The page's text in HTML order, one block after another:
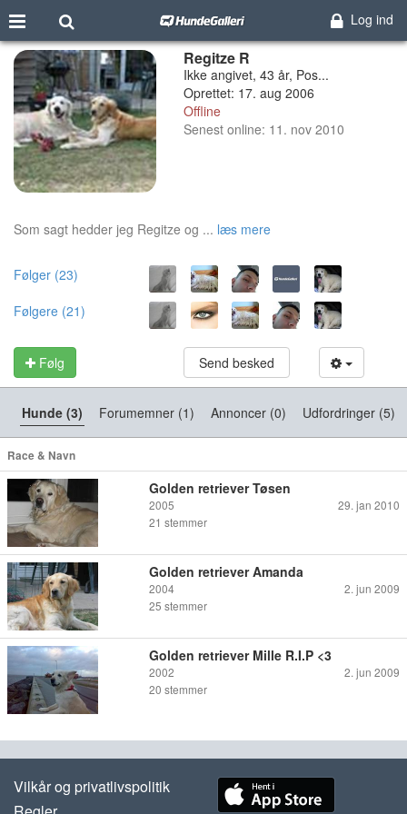
Log ind
Regitze R
Ikke angivet, 43 år, Pos...
Oprettet: 17. aug 2006
Offline
Senest online: 11. nov 2010
Som sagt hedder jeg Regitze og ... læs mere
Følger (23)
Følgere (21)
Følg Send besked
Hunde (3) Forumemner (1) Annoncer (0) Udfordringer (5)
Race & Navn
Golden retriever Tøsen
2005
29. jan 2010
21 stemmer
Golden retriever Amanda
2004
2. jun 2009
25 stemmer
Golden retriever Mille R.I.P <3
2002
2. jun 2009
20 stemmer
Vilkår og privatlivspolitik